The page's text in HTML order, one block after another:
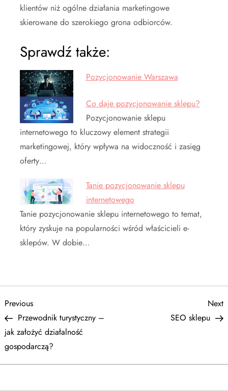
klientów niż ogólne działania marketingowe
skierowane do szerokiego grona odbiorców.
Sprawdź także:
Pozycjonowanie Warszawa
Co daje pozycjonowanie sklepu?
Pozycjonowanie sklepu
internetowego to kluczowy element strategii
marketingowej, który wpływa na widoczność i zasięg
oferty…
Tanie pozycjonowanie sklepu
internetowego
Tanie pozycjonowanie sklepu internetowego to temat,
który zyskuje na popularności wśród właścicieli e-
sklepów. W dobie…
N
a
w
Previous
Post
Previous
Przewodnik turystyczny –
jak założyć działalność
gospodarczą?
Next
SEO sklepu